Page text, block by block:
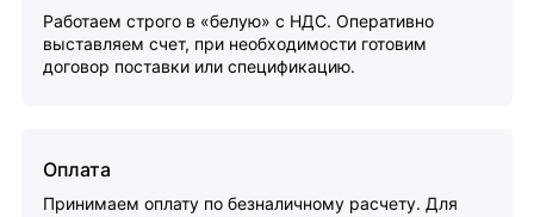
Работаем строго в «белую» с НДС. Оперативно
выставляем счет, при необходимости готовим
договор поставки или спецификацию.
Оплата
Принимаем оплату по безналичному расчету. Для